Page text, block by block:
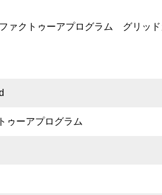
クトゥーアプログラム グリッ
ーアプログラム